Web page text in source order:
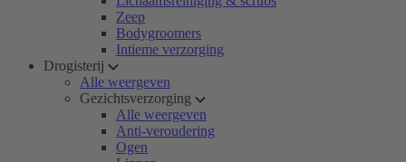
Zeep
Bodygroomers
Intieme verzorging
Drogisterij
Alle weergeven
Gezichtsverzorging
Alle weergeven
Anti-veroudering
Ogen